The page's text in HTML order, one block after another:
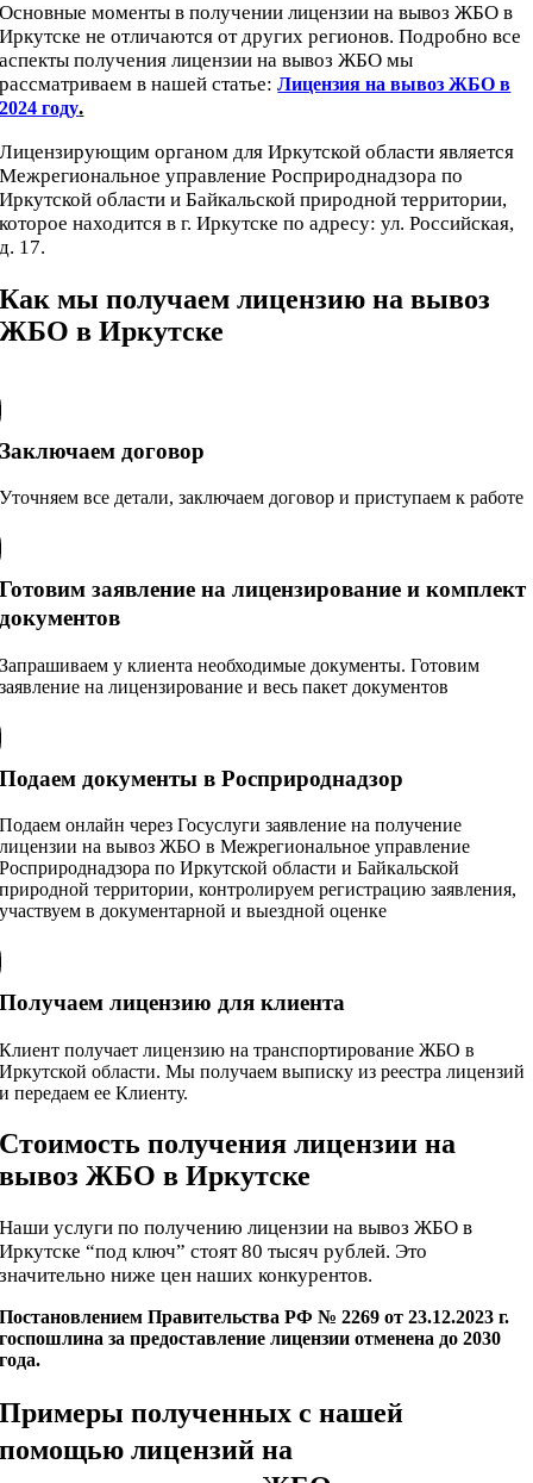
Основные моменты в получении лицензии на вывоз ЖБО в
Иркутске не отличаются от других регионов. Подробно все
аспекты получения лицензии на вывоз ЖБО мы
рассматриваем в нашей статье:Лицензия на вывоз ЖБО в
2024 году.
Лицензирующим органом для Иркутской области является
Межрегиональное управление Росприроднадзора по
Иркутской области и Байкальской природной территории,
которое находится в г. Иркутске по адресу: ул. Российская,
д. 17.
Как мы получаем лицензию на вывоз
ЖБО в Иркутске
Заключаем договор
Уточняем все детали, заключаем договор и приступаем к работе
Готовим заявление на лицензирование и комплект
документов
Запрашиваем у клиента необходимые документы. Готовим
заявление на лицензирование и весь пакет документов
Подаем документы в Росприроднадзор
Подаем онлайн через Госуслуги заявление на получение
лицензии на вывоз ЖБО в Межрегиональное управление
Росприроднадзора по Иркутской области и Байкальской
природной территории, контролируем регистрацию заявления,
участвуем в документарной и выездной оценке
Получаем лицензию для клиента
Клиент получает лицензию на транспортирование ЖБО в
Иркутской области. Мы получаем выписку из реестра лицензий
и передаем ее Клиенту.
Стоимость получения лицензии на
вывоз ЖБО в Иркутске
Наши услуги по получению лицензии на вывоз ЖБО в
Иркутске “под ключ” стоят 80 тысяч рублей. Это
значительно ниже цен наших конкурентов.
Постановлением Правительства РФ № 2269 от 23.12.2023 г.
госпошлина за предоставление лицензии отменена до 2030
года.
Примеры полученных с нашей
помощью лицензий на